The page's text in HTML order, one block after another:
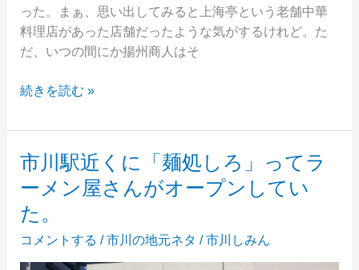
った。まぁ、思い出してみると上海亭という老舗中華
料理店があった店舗だったような気がするけれど。た
だ、いつの間にか揚州商人はそ
市
駅
近
く
の
揚
商
続きを読む »
市川駅近くに「麺処しろ」ってラ
ーメン屋さんがオープンしてい
た。
コメントする /市川の地元ネタ /市川しみん